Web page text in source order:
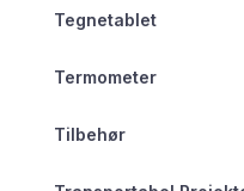
Tegnetablet
Termometer
Tilbehør